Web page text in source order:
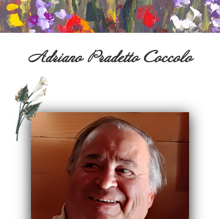
Adriano Pradetto Coccolo